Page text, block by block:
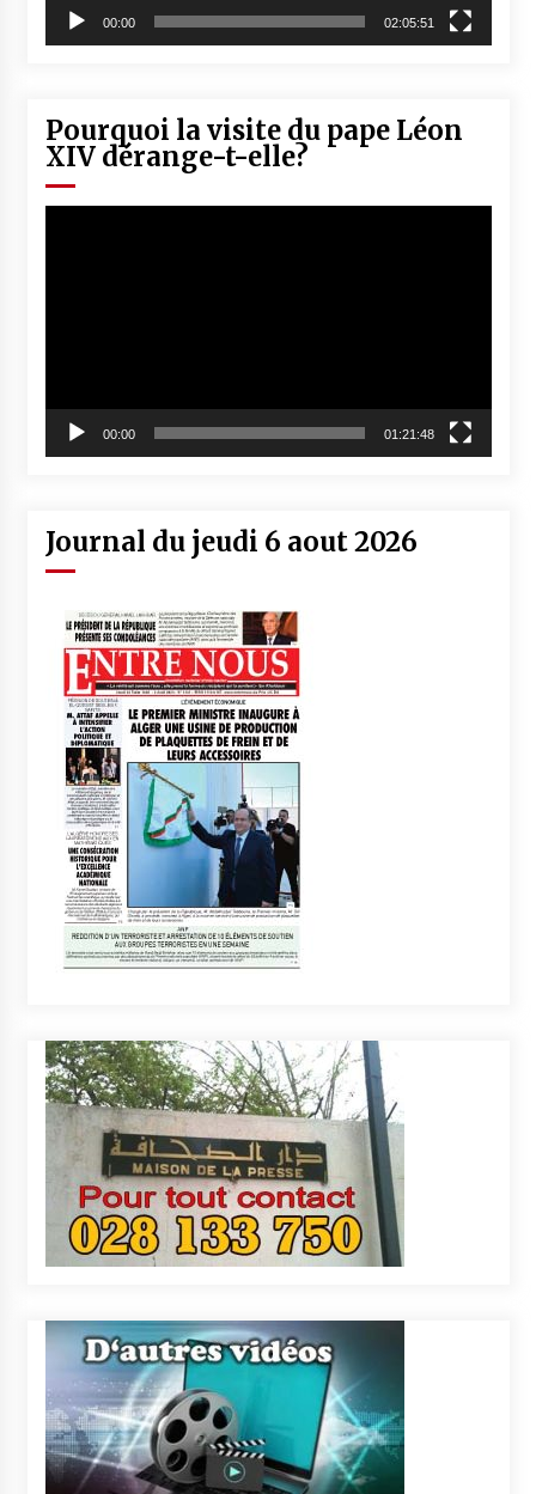
00:00 02:05:51
Pourquoi la visite du pape Léon
XIV dérange-t-elle?
00:00 01:21:48
Journal du jeudi 6 aout 2026